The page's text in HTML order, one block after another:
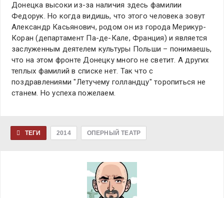
Донецка высоки из-за наличия здесь фамилии
Федорук. Но когда видишь, что этого человека зовут
Александр Касьянович, родом он из города Мерикур-
Коран (департамент Па-де-Кале, Франция) и является
заслуженным деятелем культуры Польши – понимаешь,
что на этом фронте Донецку много не светит. А других
теплых фамилий в списке нет. Так что с
поздравлениями "Летучему голландцу" торопиться не
станем. Но успеха пожелаем.
ТЕГИ 2014 ОПЕРНЫЙ ТЕАТР